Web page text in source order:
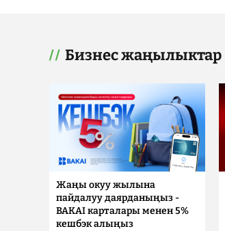
Бизнес жаңылыктар
Жаңы окуу жылына
пайдалуу даярданыңыз -
BAKAI карталары менен 5%
кешбэк алыңыз